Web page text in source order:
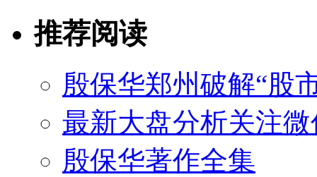
推荐阅读
殷保华郑州破解“股
最新大盘分析关注
殷保华著作全集